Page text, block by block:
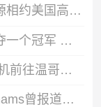
对阵多国联赛球员！徐杰和张博源相约美国高质量野球局
洛瑞谈小卡重返猛龙：球队想再夺一个冠军 这一切都将从小卡开始
看球了！巴特勒晒视频 乘私人飞机前往温哥华观战哥伦比亚VS瑞士
太阳官宣续约马克·威廉姆斯！Shams曾报道其合同为3年3800万美元